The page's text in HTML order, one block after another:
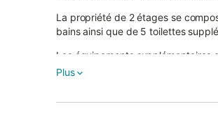
La propriété de 2 étages se
bains ainsi que de 5 toilettes
Les équipements
dédié pour le télétravail, une
Plus